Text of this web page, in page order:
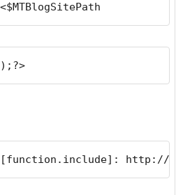
http://